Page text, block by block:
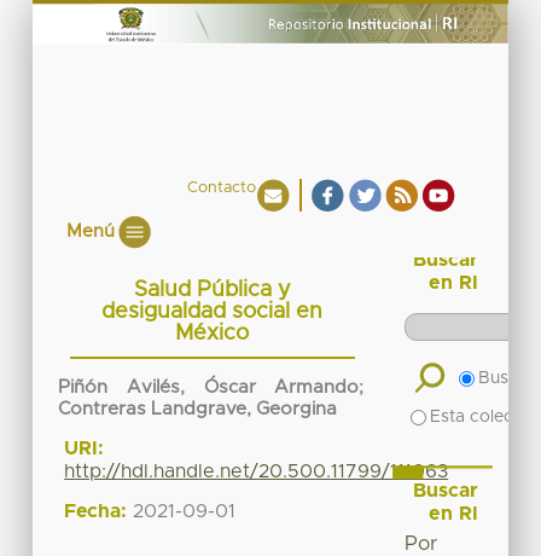
Contacto
Menú
Salud Pública y
desigualdad social en
México
Piñón Avilés, Óscar Armando;
Contreras Landgrave, Georgina
URI:
http://hdl.handle.net/20.500.11799/111063
Fecha: 2021-09-01
Buscar
en RI
Buscar
Esta
Buscar
en RI
Por